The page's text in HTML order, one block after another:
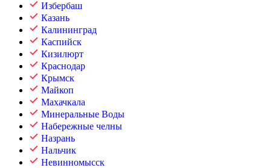
Избербаш
Казань
Калининград
Каспийск
Кизилюрт
Краснодар
Крымск
Майкоп
Махачкала
Минеральные Воды
Набережные челны
Назрань
Нальчик
Невинномысск